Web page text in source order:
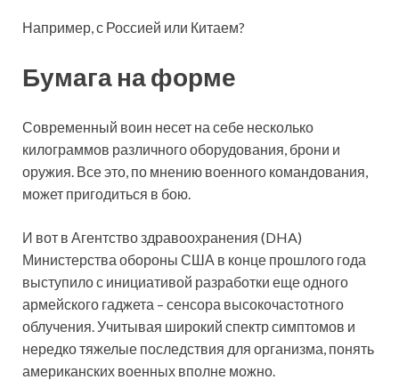
Например, с Россией или Китаем?
Бумага на форме
Современный воин несет на себе несколько
килограммов различного оборудования, брони и
оружия. Все это, по мнению военного командования,
может пригодиться в бою.
И вот в Агентство здравоохранения (DHA)
Министерства обороны США в конце прошлого года
выступило с инициативой разработки еще одного
армейского гаджета – сенсора высокочастотного
облучения. Учитывая широкий спектр симптомов и
нередко тяжелые последствия для организма, понять
американских военных вполне можно.